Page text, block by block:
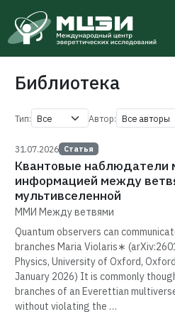
Библиотека
Тип: Автор:
31.07.2026 Статья
Квантовые наблюдатели
информацией между
мультивселенной
ММИ Между ветвями
Quantum observers can
branches Maria Violaris∗
Physics, University of Oxford,
January 2026) It is commonly
branches of an Everettian
without violating the …